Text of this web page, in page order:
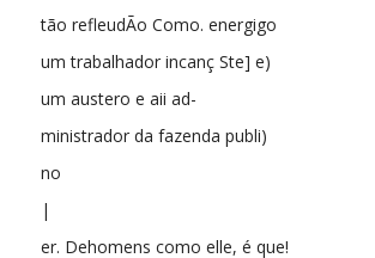
tão refleudÃo Como. energigo
um trabalhador incanç Ste] e)
um austero e aii ad-
ministrador da fazenda publi)
no
|
er. Dehomens como elle, é que!